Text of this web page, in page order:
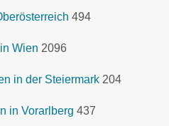
494
Wien 2096
in der Steiermark 204
in Vorarlberg 437